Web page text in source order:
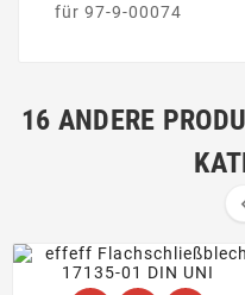
für 97-9-00074
16 ANDERE